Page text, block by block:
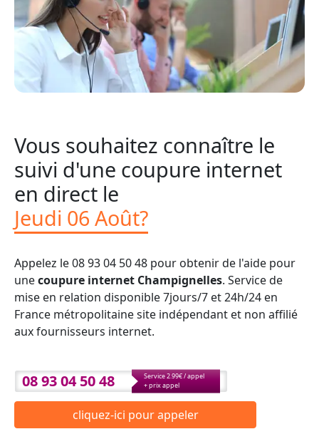
Vous souhaitez connaître le
suivi d'une coupure internet
en direct le
Jeudi 06 Août?
Appelez le 08 93 04 50 48 pour obtenir de l'aide pour
unecoupure internet Champignelles. Service de
mise en relation disponible 7jours/7 et 24h/24 en
France métropolitaine site indépendant et non affilié
aux fournisseurs internet.
08 93 04 50 48
Service 2.99€ / appel
+ prix appel
cliquez-ici pour appeler